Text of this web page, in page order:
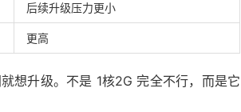
后续升级压力更小
更高
想升级。不是 1核2G 完全不行，而是它